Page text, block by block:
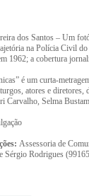
dos Santos – Um
na Polícia Civil
1962; a cobertura
é um curta-
atores e
Carvalho, Selma
Assessoria de
Sérgio Rodrigues